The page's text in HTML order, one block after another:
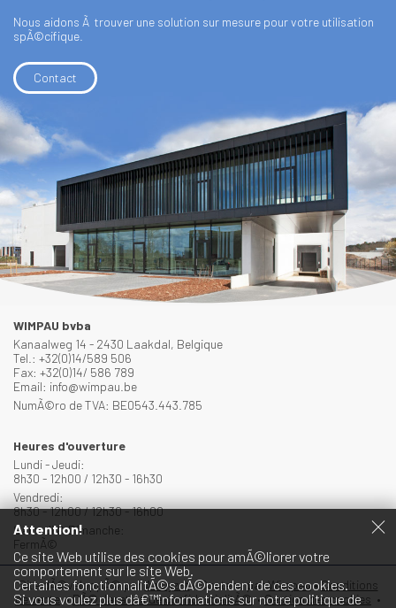
Nous aidons Ã trouver une solution sur mesure pour votre utilisation
spÃ©cifique.
Contact
WIMPAU bvba
Kanaalweg 14 - 2430 Laakdal, Belgique
Tel.: +32(0)14/589 506
Fax: +32(0)14/ 586 789
Email: info@wimpau.be
NumÃ©ro de TVA: BE0543.443.785
Heures d'ouverture
Lundi - Jeudi:
8h30 - 12h00 / 12h30 - 16h30
Vendredi:
8h30 - 12h00 / 12h30 - 16h00
Samedi & Dimanche:
FermÃ©
Site dÃ©veloppÃ© parAnalyz-it•Contenu parWimpau• Conditions
de vente • DÃ©claration de confidentialitÃ© •Gestion des cookies •
Attention!
Ce site Web utilise des cookies pour amÃ©liorer votre
comportement sur le site Web.
Certaines fonctionnalitÃ©s dÃ©pendent de ces cookies.
Si vous voulez plus dâ€™informations sur notre politique de